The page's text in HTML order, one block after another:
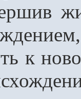
к